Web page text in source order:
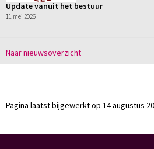
Update vanuit het bestuur
11 mei 2026
Naar nieuwsoverzicht
Pagina laatst bijgewerkt op 14 augustus